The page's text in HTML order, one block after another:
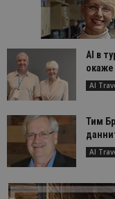
AI в
окаже
AI
Тим
AI